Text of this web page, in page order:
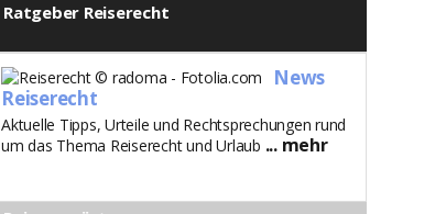
Ratgeber Reiserecht
News
Reiserecht
Aktuelle Tipps, Urteile und Rechtsprechungen rund
um das Thema Reiserecht und Urlaub ... mehr